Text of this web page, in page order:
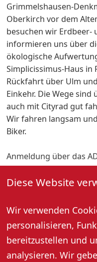
Diese Website
Wir verwenden
personalisieren,
bereitzustellen und
analysieren. Wir
Grimmelshausen-
Oberkirch vor dem
besuchen wir Erdbeer-
informieren uns über
ökologische
Simplicissimus-Haus
Rückfahrt über Ulm
Einkehr. Die Wege
auch mit Cityrad gut
Wir fahren langsam
Biker.
Anmeldung über das
https://touren-
termine.adfc.de/
Maximal 20
Bei schlechtem Wetter